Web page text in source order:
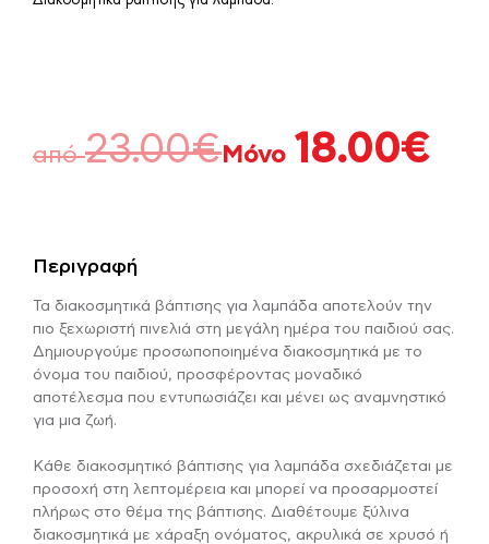
από 23.00€ Μόνο 18.00€
Περιγραφή
Τα διακοσμητικά βάπτισης για λαμπάδα αποτελούν την
πιο ξεχωριστή πινελιά στη μεγάλη ημέρα του παιδιού σας.
Δημιουργούμε προσωποποιημένα διακοσμητικά με το
όνομα του παιδιού, προσφέροντας μοναδικό
αποτέλεσμα που εντυπωσιάζει και μένει ως αναμνηστικό
για μια ζωή.
Κάθε διακοσμητικό βάπτισης για λαμπάδα σχεδιάζεται με
προσοχή στη λεπτομέρεια και μπορεί να προσαρμοστεί
πλήρως στο θέμα της βάπτισης. Διαθέτουμε ξύλινα
διακοσμητικά με χάραξη ονόματος, ακρυλικά σε χρυσό ή